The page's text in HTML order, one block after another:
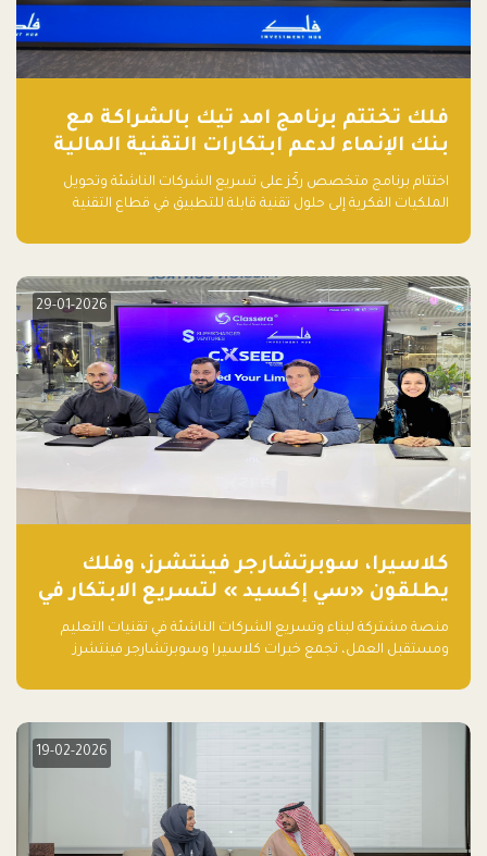
فلك تختتم برنامج امد تيك بالشراكة مع
بنك الإنماء لدعم ابتكارات التقنية المالية
اختتام برنامج متخصص ركّز على تسريع الشركات الناشئة وتحويل
الملكيات الفكرية إلى حلول تقنية قابلة للتطبيق في قطاع التقنية
29-01-2026
كلاسيرا، سوبرتشارجر فينتشرز، وفلك
يطلقون «سي إكسيد » لتسريع الابتكار في
تقنيات التعليم ومستقبل العمل
منصة مشتركة لبناء وتسريع الشركات الناشئة في تقنيات التعليم
ومستقبل العمل، تجمع خبرات كلاسيرا وسوبرتشارجر فينتشرز
العالمية.
19-02-2026